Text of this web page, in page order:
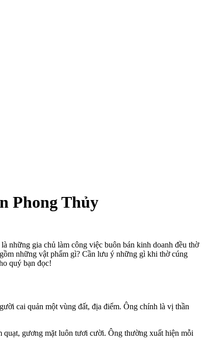
Phong Thủy
những gia chủ làm công việc buôn bán kinh doanh đều thờ
những vật phẩm gì? Cần lưu ý những gì khi thờ cúng
quý bạn đọc!
cai quản một vùng đất, địa điểm. Ông chính là vị thần
quạt, gương mặt luôn tươi cười. Ông thường xuất hiện mỗi